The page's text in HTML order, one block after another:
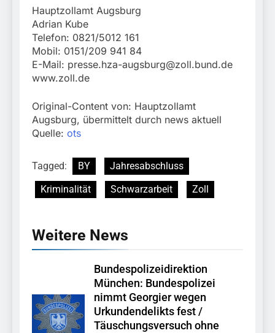
Hauptzollamt Augsburg
Adrian Kube
Telefon: 0821/5012 161
Mobil: 0151/209 941 84
E-Mail: presse.hza-augsburg@zoll.bund.de
www.zoll.de
Original-Content von: Hauptzollamt
Augsburg, übermittelt durch news aktuell
Quelle: ots
Tagged: BY
Jahresabschluss
Kriminalität
Schwarzarbeit Zoll
Weitere News
Bundespolizeidirektion
München: Bundespolizei
nimmt Georgier wegen
Urkundendelikts fest /
Täuschungsversuch ohne